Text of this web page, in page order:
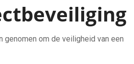
om de veiligheid van een